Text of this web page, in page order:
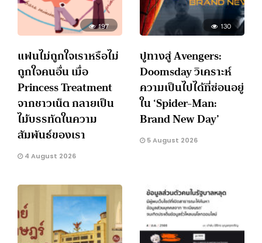
197
แฟนไม่ถูกใจเราหรือไม่
ถูกใจคนอื่น เมื่อ
Princess Treatment
จากชาวเน็ต กลายเป็น
ไม้บรรทัดในความ
สัมพันธ์ของเรา
4 August 2026
130
ปูทางสู่ Avengers:
Doomsday วิเคราะห์
ความเป็นไปได้ที่ซ่อนอยู่
ใน ‘Spider-Man:
Brand New Day’
5 August 2026